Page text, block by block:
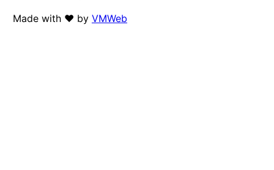
Made with ❤️ by VMWeb